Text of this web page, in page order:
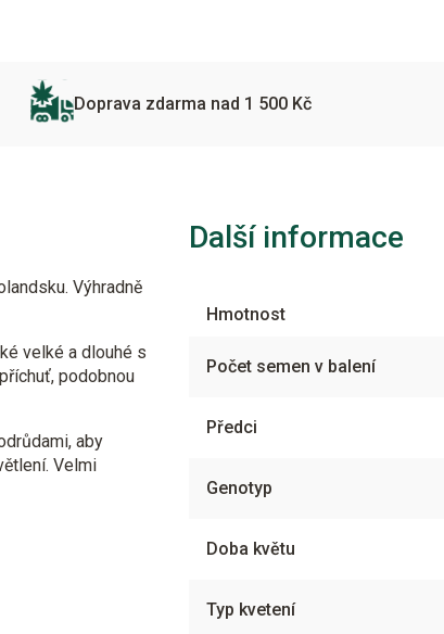
Doprava zdarma nad 1 500 Kč
Výhradně
velké a dlouhé s
podobnou
aby
Velmi
Další informace
Hmotnost
Počet semen v balení
Předci
Genotyp
Doba květu
Typ kvetení